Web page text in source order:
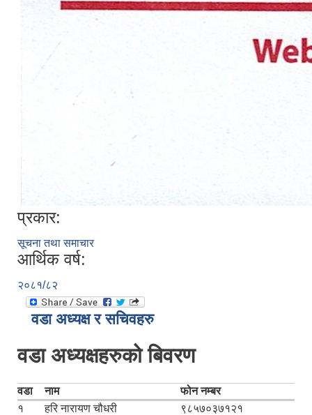
प्रकार:
सूचना तथा समाचार
आर्थिक वर्ष:
२०८१/८२
वडा अध्यक्ष र सचिवहरु
वडा अध्यक्षहरुको बिवरण
वडा नाम
फोन नम्बर
१
हरि नारायण चौधरी
९८५७०३७१२१